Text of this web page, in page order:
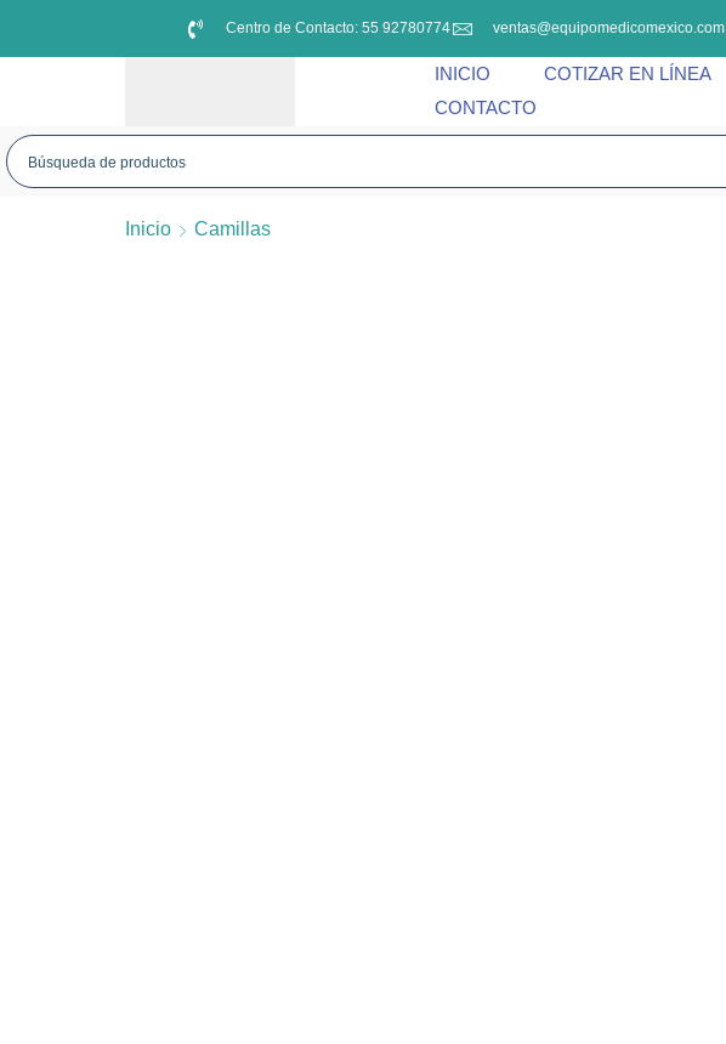
Centro de Contacto: 55 92780774 ventas@equipomedicomexico.com
INICIO COTIZAR EN LÍNEA
CONTACTO
Inicio Camillas